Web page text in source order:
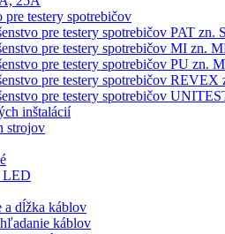
pre testery spotrebičov
pre testery spotrebičov PAT zn.
pre testery spotrebičov MI zn.
pre testery spotrebičov PU zn.
pre testery spotrebičov
pre testery spotrebičov
inštalácií
strojov
LED
a dĺžka káblov
káblov